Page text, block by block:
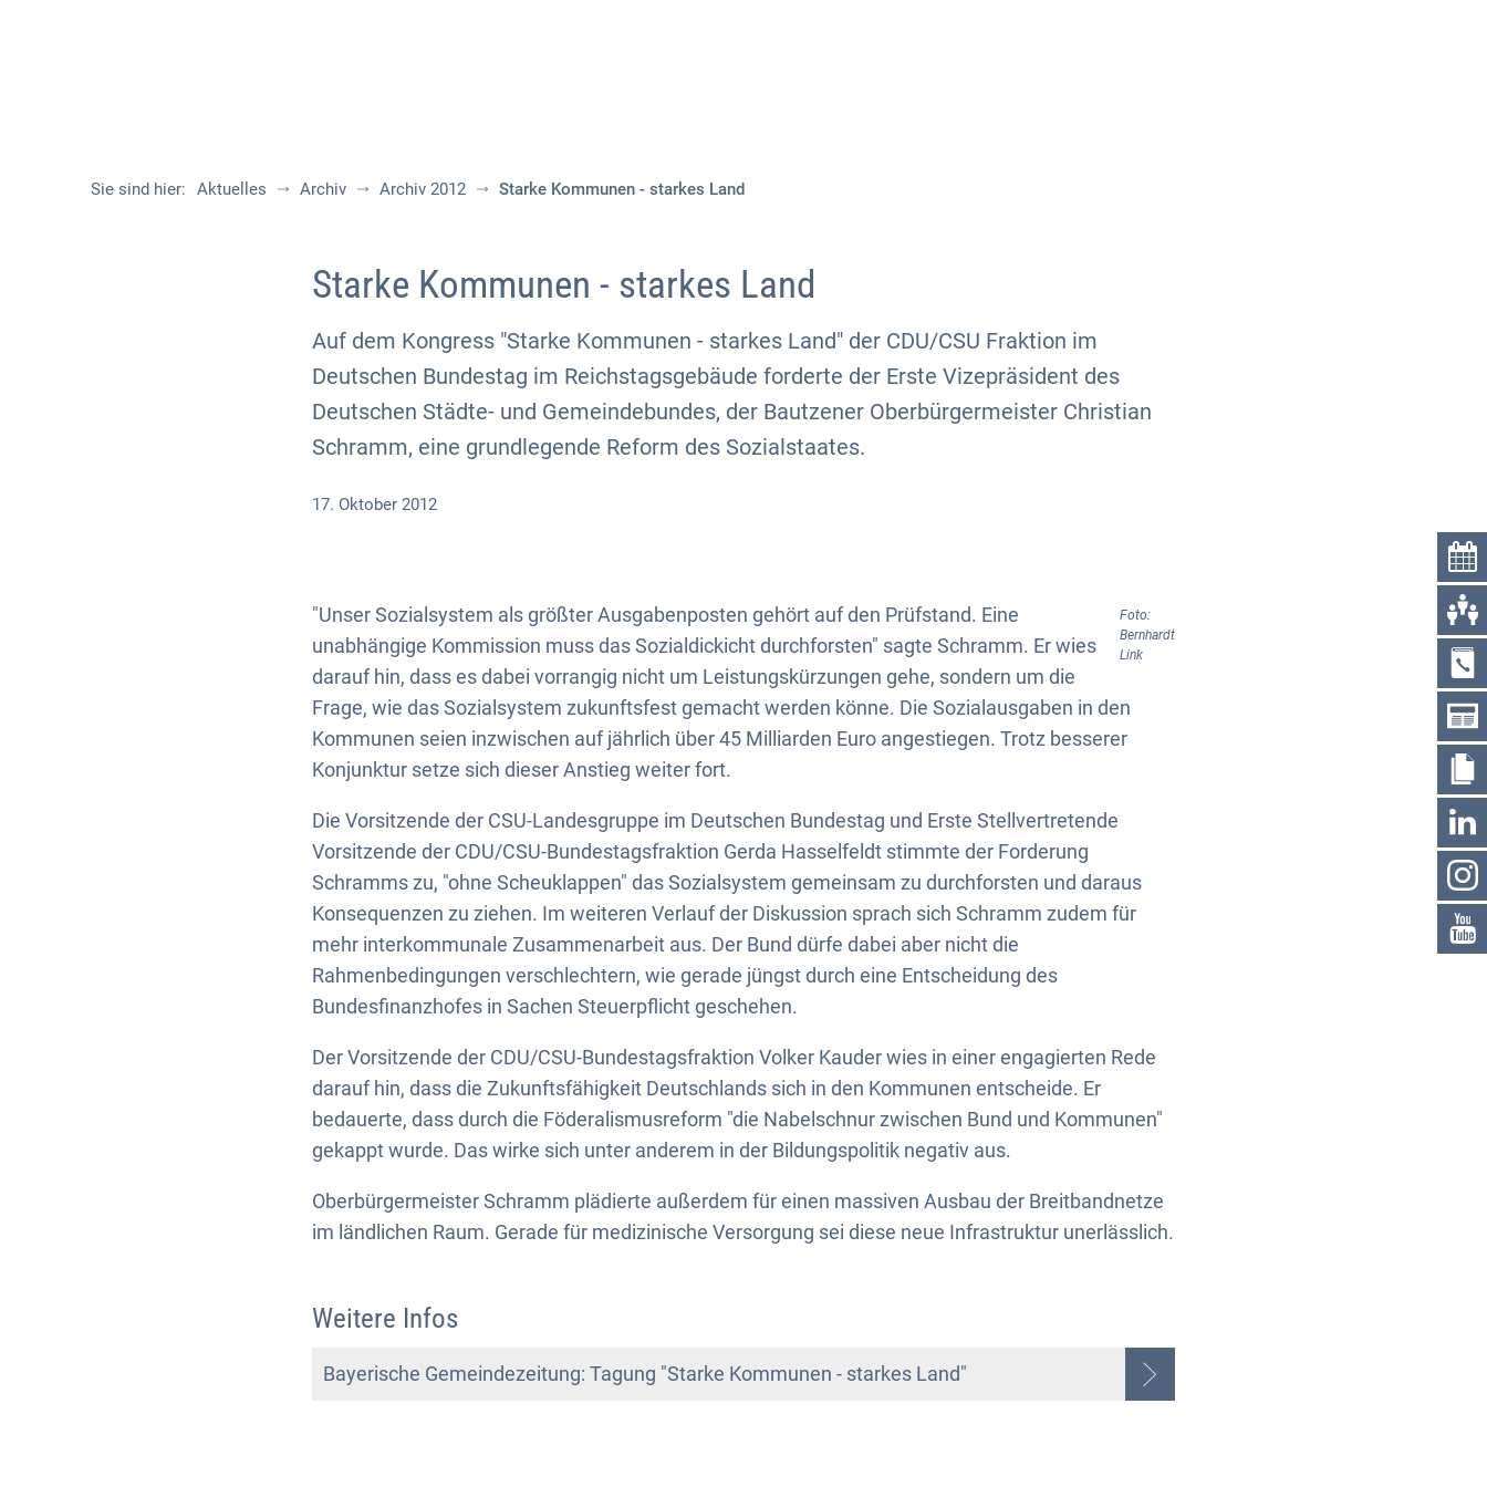
Sie sind hier: Aktuelles Archiv Archiv 2012 Starke Kommunen - starkes Land
Starke Kommunen - starkes Land
Auf dem Kongress "Starke Kommunen - starkes Land" der CDU/CSU Fraktion im
Deutschen Bundestag im Reichstagsgebäude forderte der Erste Vizepräsident des
Deutschen Städte- und Gemeindebundes, der Bautzener Oberbürgermeister Christian
Schramm, eine grundlegende Reform des Sozialstaates.
17. Oktober 2012
Foto:
Bernhardt
Link
"Unser Sozialsystem als größter Ausgabenposten gehört auf den Prüfstand. Eine
unabhängige Kommission muss das Sozialdickicht durchforsten" sagte Schramm. Er wies
darauf hin, dass es dabei vorrangig nicht um Leistungskürzungen gehe, sondern um die
Frage, wie das Sozialsystem zukunftsfest gemacht werden könne. Die Sozialausgaben in den
Kommunen seien inzwischen auf jährlich über 45 Milliarden Euro angestiegen. Trotz besserer
Konjunktur setze sich dieser Anstieg weiter fort.
Die Vorsitzende der CSU-Landesgruppe im Deutschen Bundestag und Erste Stellvertretende
Vorsitzende der CDU/CSU-Bundestagsfraktion Gerda Hasselfeldt stimmte der Forderung
Schramms zu, "ohne Scheuklappen" das Sozialsystem gemeinsam zu durchforsten und daraus
Konsequenzen zu ziehen. Im weiteren Verlauf der Diskussion sprach sich Schramm zudem für
mehr interkommunale Zusammenarbeit aus. Der Bund dürfe dabei aber nicht die
Rahmenbedingungen verschlechtern, wie gerade jüngst durch eine Entscheidung des
Bundesfinanzhofes in Sachen Steuerpflicht geschehen.
Der Vorsitzende der CDU/CSU-Bundestagsfraktion Volker Kauder wies in einer engagierten Rede
darauf hin, dass die Zukunftsfähigkeit Deutschlands sich in den Kommunen entscheide. Er
bedauerte, dass durch die Föderalismusreform "die Nabelschnur zwischen Bund und Kommunen"
gekappt wurde. Das wirke sich unter anderem in der Bildungspolitik negativ aus.
Oberbürgermeister Schramm plädierte außerdem für einen massiven Ausbau der Breitbandnetze
im ländlichen Raum. Gerade für medizinische Versorgung sei diese neue Infrastruktur unerlässlich.
Weitere Infos
Bayerische Gemeindezeitung: Tagung "Starke Kommunen - starkes Land"